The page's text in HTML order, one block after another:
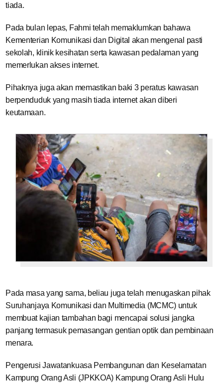
tiada.
Pada bulan lepas, Fahmi telah memaklumkan bahawa
Kementerian Komunikasi dan Digital akan mengenal pasti
sekolah, klinik kesihatan serta kawasan pedalaman yang
memerlukan akses internet.
Pihaknya juga akan memastikan baki 3 peratus kawasan
berpenduduk yang masih tiada internet akan diberi
keutamaan.
Pada masa yang sama, beliau juga telah menugaskan pihak
Suruhanjaya Komunikasi dan Multimedia (MCMC) untuk
membuat kajian tambahan bagi mencapai solusi jangka
panjang termasuk pemasangan gentian optik dan pembinaan
menara.
Pengerusi Jawatankuasa Pembangunan dan Keselamatan
Kampung Orang Asli (JPKKOA) Kampung Orang Asli Hulu